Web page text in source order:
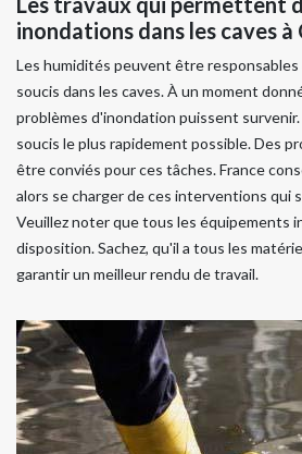
inondations dans les caves à
Les humidités peuvent être
soucis dans les caves. À un moment
problèmes d'inondation puissent
soucis le plus rapidement possible. Des
être conviés pour ces tâches. France
alors se charger de ces interventions qui
Veuillez noter que tous les équipements
disposition. Sachez, qu'il a tous les
garantir un meilleur rendu de travail.